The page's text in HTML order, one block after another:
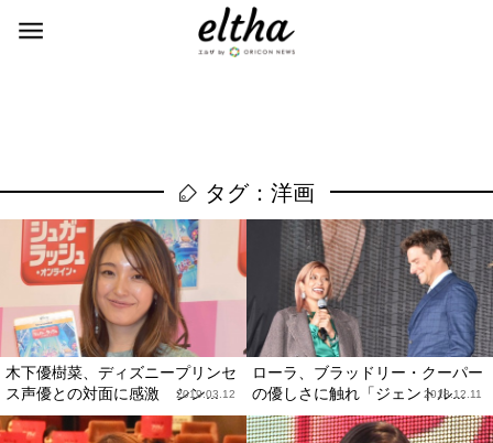
タグ：洋画
木下優樹菜、ディズニープリンセ
ス声優との対面に感激 シン...
2019.03.12
ローラ、ブラッドリー・クーパー
の優しさに触れ「ジェントル...
2018.12.11